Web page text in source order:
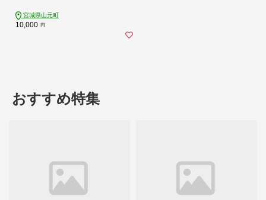
宮城県山元町
10,000 円
おすすめ特集